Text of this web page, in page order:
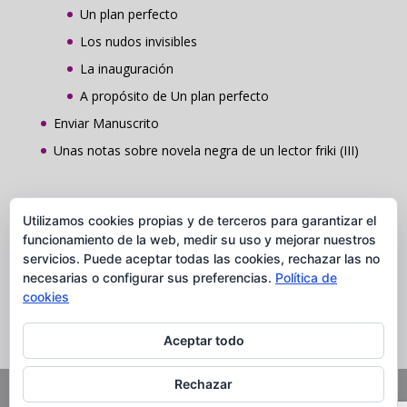
Un plan perfecto
Los nudos invisibles
La inauguración
A propósito de Un plan perfecto
Enviar Manuscrito
Unas notas sobre novela negra de un lector friki (III)
Contacto
Grupo Comunicación y Publicaciones Caudal
C/ Ros de Olano, 5 Loc. 28002 Madrid
Tel. 91 037 84 28
Utilizamos cookies propias y de terceros para garantizar el
funcionamiento de la web, medir su uso y mejorar nuestros
servicios. Puede aceptar todas las cookies, rechazar las no
necesarias o configurar sus preferencias. Política de
cookies
Aceptar todo
Rechazar